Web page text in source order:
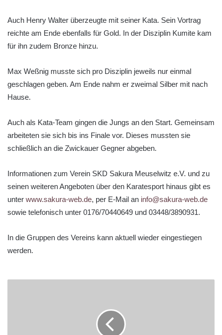
Auch Henry Walter überzeugte mit seiner Kata. Sein Vortrag
reichte am Ende ebenfalls für Gold. In der Disziplin Kumite kam
für ihn zudem Bronze hinzu.
Max Weßnig musste sich pro Disziplin jeweils nur einmal
geschlagen geben. Am Ende nahm er zweimal Silber mit nach
Hause.
Auch als Kata-Team gingen die Jungs an den Start. Gemeinsam
arbeiteten sie sich bis ins Finale vor. Dieses mussten sie
schließlich an die Zwickauer Gegner abgeben.
Informationen zum Verein SKD Sakura Meuselwitz e.V. und zu
seinen weiteren Angeboten über den Karatesport hinaus gibt es
unter www.sakura-web.de, per E-Mail an info@sakura-web.de
sowie telefonisch unter 0176/70440649 und 03448/3890931.
In die Gruppen des Vereins kann aktuell wieder eingestiegen
werden.